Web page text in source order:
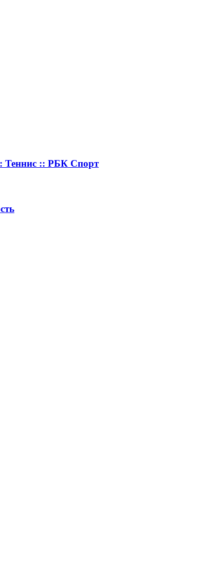
:: Теннис :: РБК Спорт